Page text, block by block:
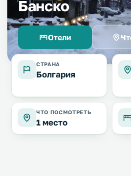
Банско
Отели
СТРАНА
Болгария
ЧТО ПОСМОТРЕТЬ
1 место